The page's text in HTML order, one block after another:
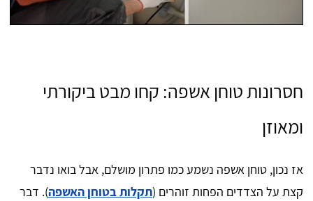
חסרונות טוחן אשפה: קחו מבט ביקורתי
ומאוזן
אז נכון, טוחן אשפה נשמע כמו פתרון מושלם, אבל בואו נדבר
קצת על הצדדים הפחות זוהרים (תקלות בטוחן האשפה). דבר